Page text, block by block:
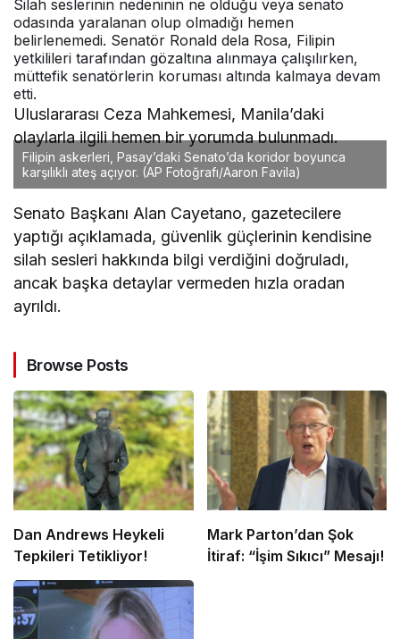
Silah seslerinin nedeninin ne olduğu veya senato
odasında yaralanan olup olmadığı hemen
belirlenemedi. Senatör Ronald dela Rosa, Filipin
yetkilileri tarafından gözaltına alınmaya çalışılırken,
müttefik senatörlerin koruması altında kalmaya devam
etti.
Uluslararası Ceza Mahkemesi, Manila’daki
olaylarla ilgili hemen bir yorumda bulunmadı.
Filipin askerleri, Pasay’daki Senato’da koridor boyunca
karşılıklı ateş açıyor. (AP Fotoğrafı/Aaron Favila)
Senato Başkanı Alan Cayetano, gazetecilere
yaptığı açıklamada, güvenlik güçlerinin kendisine
silah sesleri hakkında bilgi verdiğini doğruladı,
ancak başka detaylar vermeden hızla oradan
ayrıldı.
Browse Posts
Dan Andrews Heykeli
Tepkileri Tetikliyor!
Mark Parton’dan Şok
İtiraf: “İşim Sıkıcı” Mesajı!